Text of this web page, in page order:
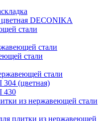
цветная DECONIKA
стали
стали
стали
стали
304 (цветная)
430
из нержавеющей стали
плитки из нержавеющей